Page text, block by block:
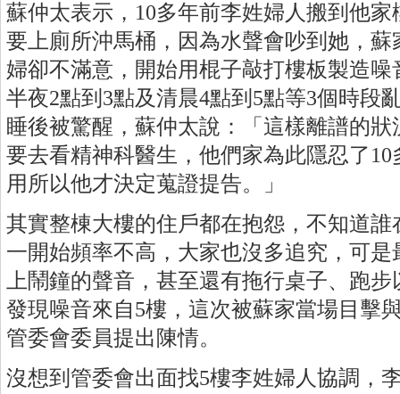
蘇仲太表示，10多年前李姓婦人搬到他
要上廁所沖馬桶，因為水聲會吵到她，
婦卻不滿意，開始用棍子敲打樓板製造
半夜2點到3點及清晨4點到5點等3個時段
睡後被驚醒，蘇仲太說：「這樣離譜的
要去看精神科醫生，他們家為此隱忍了
用所以他才決定蒐證提告。」
其實整棟大樓的住戶都在抱怨，不知道
一開始頻率不高，大家也沒多追究，可
上鬧鐘的聲音，甚至還有拖行桌子、跑
發現噪音來自5樓，這次被蘇家當場目擊
管委會委員提出陳情。
沒想到管委會出面找5樓李姓婦人協調，